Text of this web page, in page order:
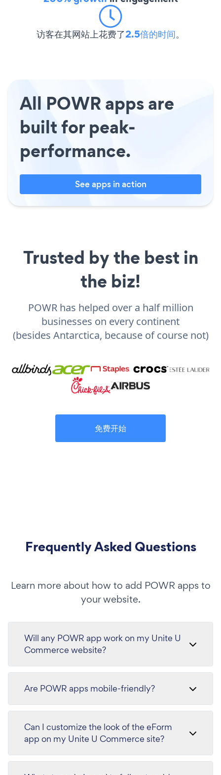
访客在其网站上花费了2.5倍的时间。
All POWR apps are
built for peak-
performance.
See apps in action
Trusted by the best in
the biz!
POWR has helped over a half million
businesses on every continent
(besides Antarctica, because of course not)
免费开始
Frequently Asked Questions
Learn more about how to add POWR apps to
your website.
Will any POWR app work on my Unite U
Commerce website?
Are POWR apps mobile-friendly?
Can I customize the look of the eForm
app on my Unite U Commerce site?